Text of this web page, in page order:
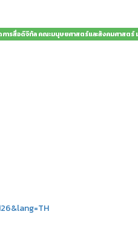
การสื่อดิจิทัล คณะมนุษยศาสตร์และสังคมศาสตร์